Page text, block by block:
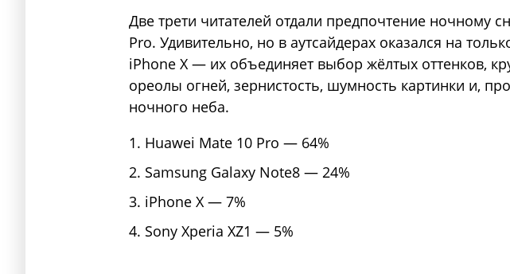
Две трети читателей отдали предпочтение ночному
Pro. Удивительно, но в аутсайдерах оказался на
iPhone X — их объединяет выбор жёлтых оттенков,
ореолы огней, зернистость, шумность картинки и,
ночного неба.
Huawei Mate 10 Pro — 64%
Samsung Galaxy Note8 — 24%
iPhone X — 7%
Sony Xperia XZ1 — 5%